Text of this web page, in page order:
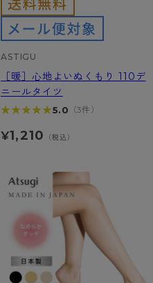
ASTIGU
［暖］心地よいぬくもり 110デ
ニールタイツ
★★★★★
★★★★★5.0 （3件）
¥1,210 （税込）